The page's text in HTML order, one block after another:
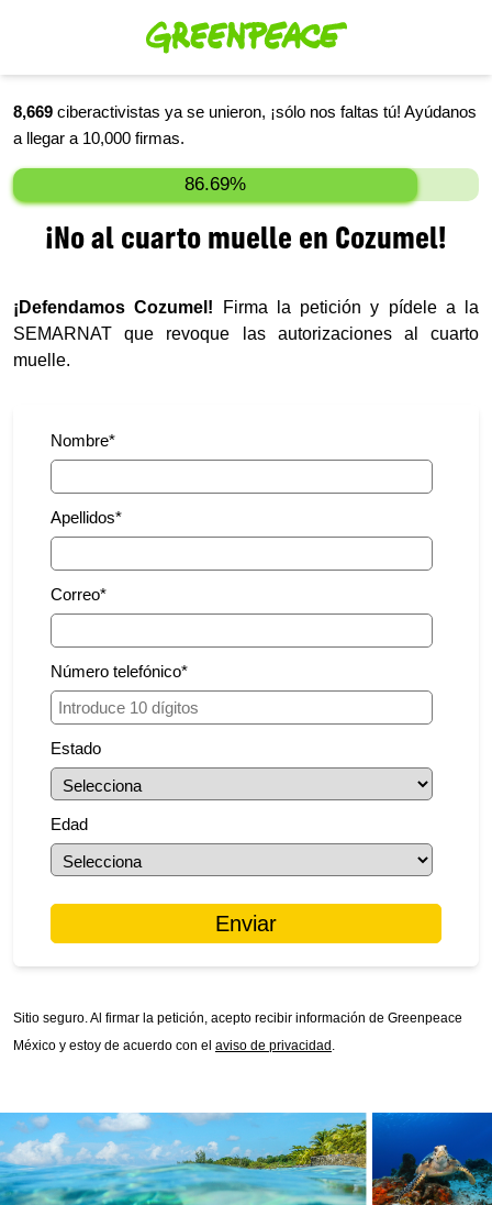
8,669 ciberactivistas ya se unieron, ¡sólo nos faltas tú! Ayúdanos
a llegar a 10,000 firmas.
86.69%
¡No al cuarto muelle en Cozumel!
¡Defendamos Cozumel! Firma la petición y pídele a la
SEMARNAT que
revoque las autorizaciones al cuarto
muelle.
Nombre*
Apellidos*
Correo*
Número telefónico*
Estado
Edad
Sitio seguro.Al firmar la petición, acepto recibir información de Greenpeace
México y estoy de acuerdo con el aviso de privacidad .